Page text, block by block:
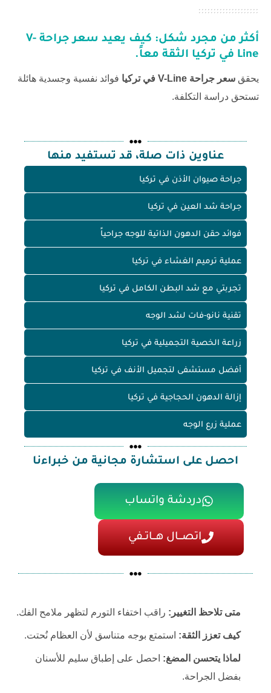
أكثر من مجرد شكل: كيف يعيد
سعر جراحة V-
Line في تركيا
الثقة معاً.
يحقق سعر جراحة V-Line في تركيا
فوائد نفسية وجسدية هائلة
تستحق دراسة التكلفة.
عناوين ذات صلة، قد تستفيد منها
جراحة صيوان الأذن في تركيا
جراحة شد العين في تركيا
فوائد حقن الدهون الذاتية للوجه جراحياً
عملية ترميم الغشاء في تركيا
تجربتي مع شد البطن الكامل في تركيا
تقنية نانو-فات لشد الوجه
زراعة الخصية التجميلية في تركيا
أفضل مستشفى لتجميل الأنف في تركيا
إزالة الدهون الحجاجية في تركيا
عملية زرع الوجه
احصل على استشارة مجانية من خبراءنا
دردشة واتساب
اتصـــال هـــاتــفي
متى تلاحظ التغيير: راقب اختفاء التورم لتظهر ملامح الفك.
كيف تعزز الثقة: استمتع بوجه متناسق لأن العظام نُحتت.
لماذا يتحسن المضغ: احصل على إطباق سليم للأسنان
بفضل الجراحة.